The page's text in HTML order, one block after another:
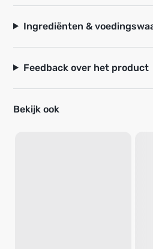
Ingrediënten &
Feedback over het product
Bekijk ook